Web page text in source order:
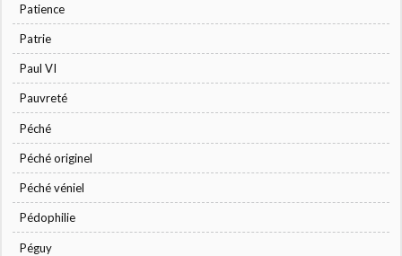
Patience
Patrie
Paul VI
Pauvreté
Péché
Péché originel
Péché véniel
Pédophilie
Péguy